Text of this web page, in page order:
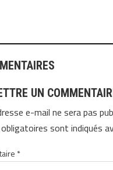
UN
e-mail ne sera pas
sont indiqués
*